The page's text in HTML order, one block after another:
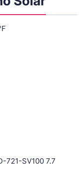
721-SV100 7.7